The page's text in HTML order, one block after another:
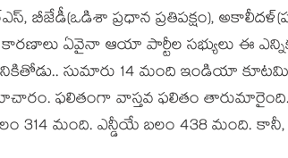
బీజేడీ(ఒడిశా ప్ర‌ధాన ప్ర‌తిపక్షం),
ఏవైనా ఆయా పార్టీల స‌భ్యులు ఈ
సుమారు 14 మంది ఇండియా కూట‌మి
స‌మాచారం. ఫ‌లితంగా వాస్త‌వ ఫ‌లితం
314 మంది. ఎన్డీయే బ‌లం 438 మంది.